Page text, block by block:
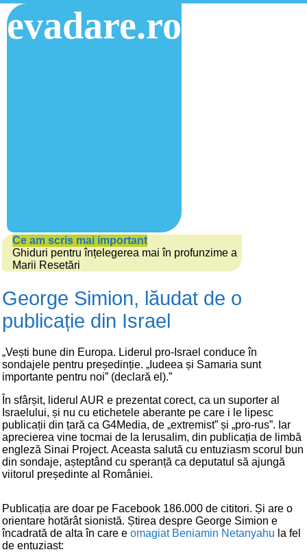
evadare.ro
Ce am scris mai important
Ghiduri pentru înțelegerea mai în profunzime a
Marii Resetări
George Simion, lăudat de o
publicație din Israel
„Vești bune din Europa. Liderul pro-Israel conduce în
sondajele pentru președinție. „Iudeea și Samaria sunt
importante pentru noi” (declară el).”
În sfârșit, liderul AUR e prezentat corect, ca un suporter al
Israelului, și nu cu etichetele aberante pe care i le lipesc
publicații din țară ca G4Media, de „extremist” și „pro-rus”. Iar
aprecierea vine tocmai de la Ierusalim, din publicația de limbă
engleză Sinai Project. Aceasta salută cu entuziasm scorul bun
din sondaje, așteptând cu speranță ca deputatul să ajungă
viitorul președinte al României.
Publicația are doar pe Facebook 186.000 de cititori. Și are o
orientare hotărât sionistă. Știrea despre George Simion e
încadrată de alta în care e omagiat Beniamin Netanyahu la fel
de entuziast: